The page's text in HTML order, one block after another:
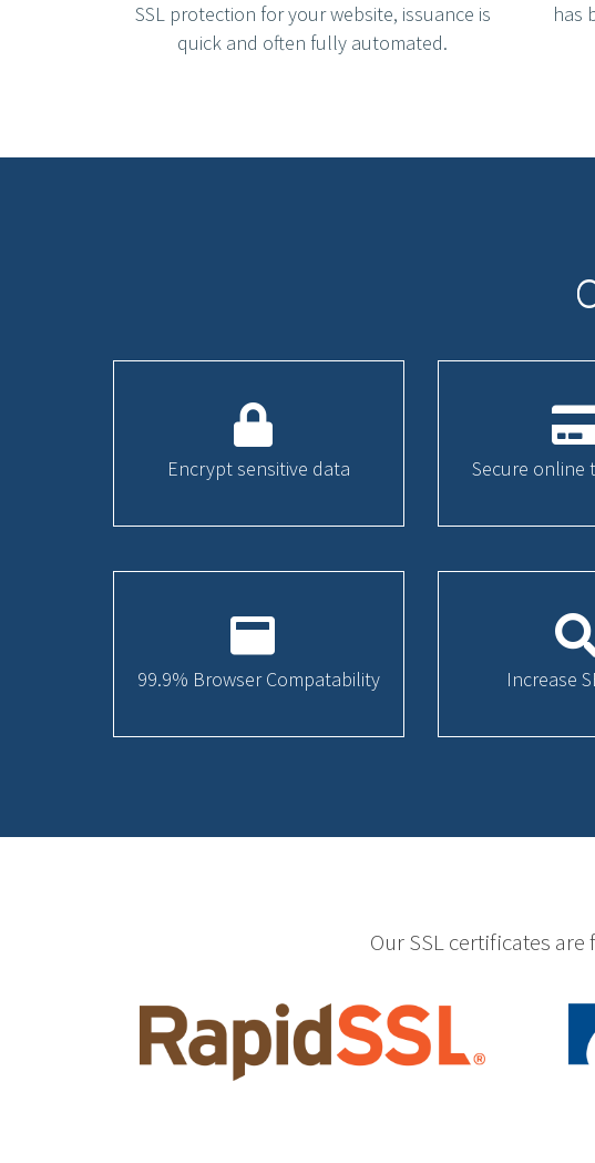
SSL protection for your website, issuance is
quick and often fully automated.
has
Encrypt sensitive data Secure online
99.9% Browser Compatability Increase
Our SSL certificates